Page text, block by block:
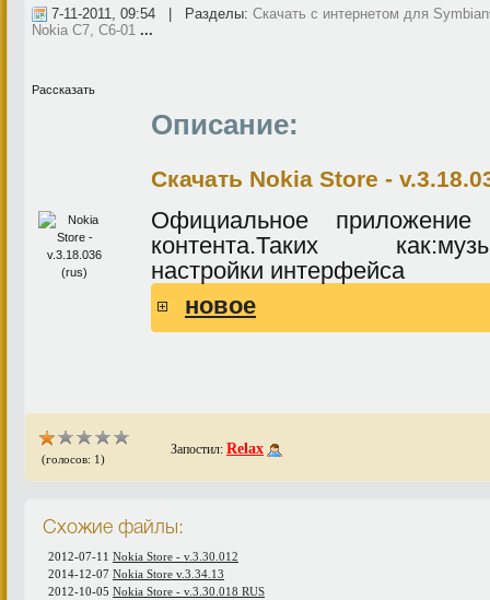
7-11-2011, 09:54 | Разделы: Скачать с интернетом для
Nokia C7, C6-01 ...
Рассказать
Описание:
Скачать Nokia Store -
Официальное
контента.Таких
настройки интерфейса
новое
(голосов: 1)
Запостил: Relax
Схожие файлы:
2012-07-11 Nokia Store - v.3.30.012
2014-12-07 Nokia Store v.3.34.13
2012-10-05 Nokia Store - v.3.30.018 RUS